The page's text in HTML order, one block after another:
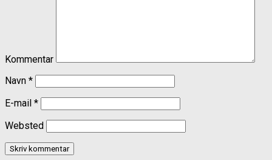
Kommentar
Navn *
E-mail *
Websted